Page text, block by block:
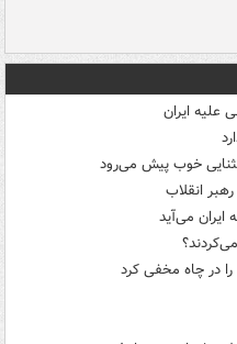
علیه ایران
خوب پیش می‌رود
ایران می‌آید
در چاه مخفی کرد